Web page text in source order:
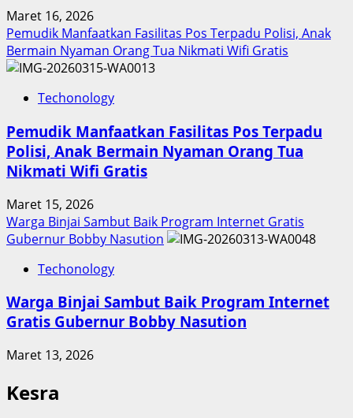
Maret 16, 2026
Pemudik Manfaatkan Fasilitas Pos Terpadu Polisi, Anak
Bermain Nyaman Orang Tua Nikmati Wifi Gratis
Techonology
Pemudik Manfaatkan Fasilitas Pos Terpadu
Polisi, Anak Bermain Nyaman Orang Tua
Nikmati Wifi Gratis
Maret 15, 2026
Warga Binjai Sambut Baik Program Internet Gratis
Gubernur Bobby Nasution
Techonology
Warga Binjai Sambut Baik Program Internet
Gratis Gubernur Bobby Nasution
Maret 13, 2026
Kesra